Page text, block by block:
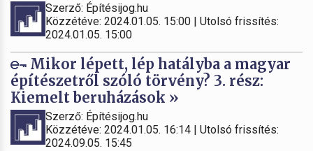
Szerző: Építésijog.hu
Közzétéve: 2024.01.05. 15:00 | Utolsó frissítés:
2024.01.05. 15:00
Mikor lépett, lép hatályba a magyar
építészetről szóló törvény? 3. rész:
Kiemelt beruházások »
Szerző: Építésijog.hu
Közzétéve: 2024.01.05. 16:14 | Utolsó frissítés:
2024.09.05. 15:45